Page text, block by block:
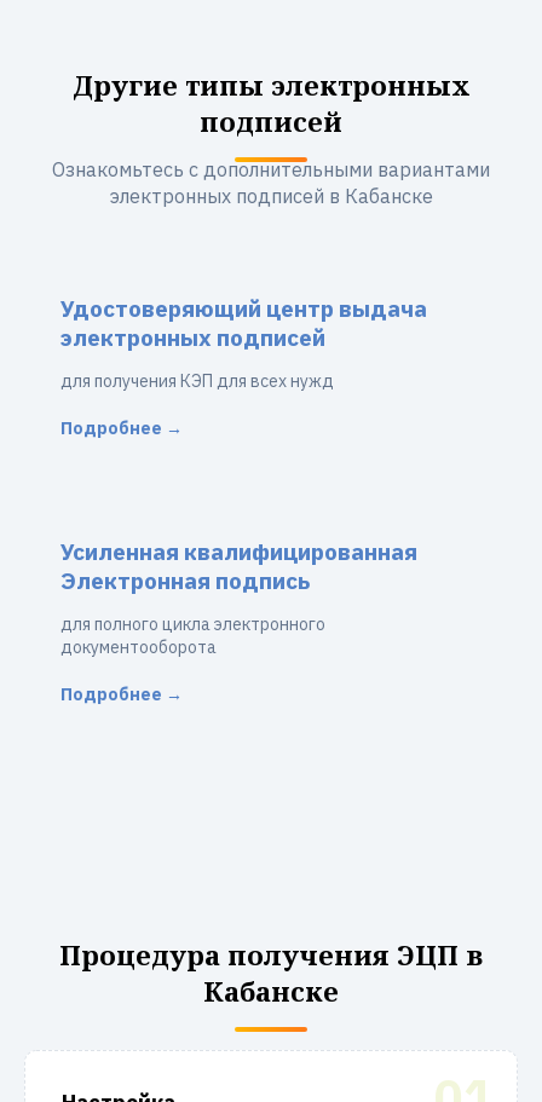
Другие типы электронных
подписей
Ознакомьтесь с дополнительными вариантами
электронных подписей в Кабанске
Удостоверяющий центр выдача
электронных подписей
для получения КЭП для всех нужд
Подробнее →
Усиленная квалифицированная
Электронная подпись
для полного цикла электронного
документооборота
Подробнее →
Процедура получения ЭЦП в
Кабанске